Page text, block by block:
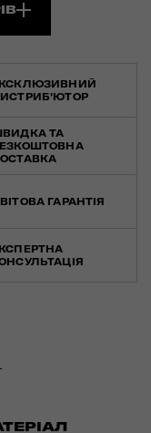
ТА
ГАРАНТІЯ